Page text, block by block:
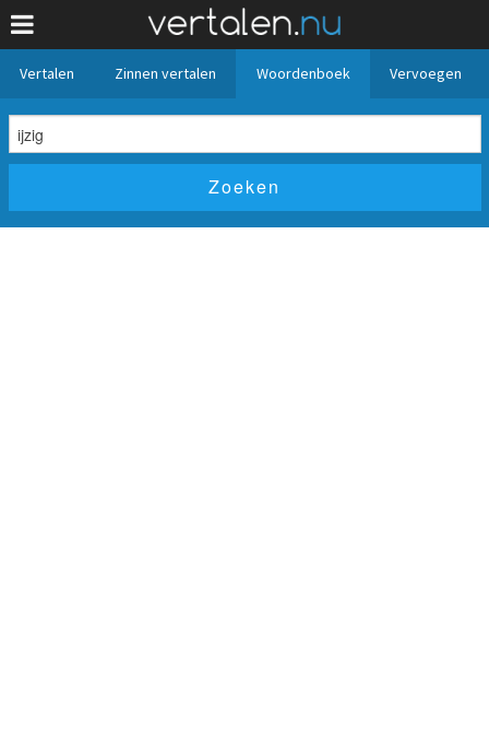
Vertalen Zinnen vertalen Woordenboek Vervoegen